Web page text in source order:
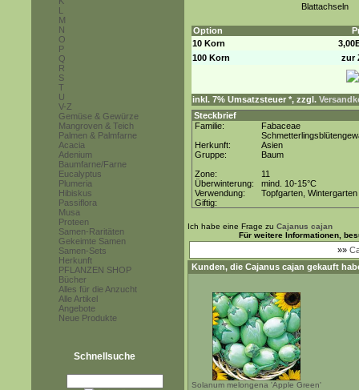
L
M
N
O
P
Q
R
S
T
U
V-Z
Gemüse & Gewürze
Mangroven & Teich
Palmen & Palmfarne
Acacia
Adenium
Baumfarne/Farne
Eucalyptus
Plumeria
Hibiskus
Passiflora
Musa
Proteen
Samen-Raritäten
Gekeimte Samen
Samen-Sets
Herkunft
PFLANZEN SHOP
Bücher
Alles für die Anzucht
Alle Artikel
Angebote
Neue Produkte
Schnellsuche
Blattachseln
Option
10 Korn
100 Korn
zur
inkl. 7% Umsatzsteuer *, zzgl.
Steckbrief
Familie:
Fabaceae
Herkunft:
Asien
Gruppe:
Baum
Zone:
11
Überwinterung:
mind. 10-15°C
Verwendung:
Topfgarten, Wintergarten
Giftig:
Ich habe eine Frage zu Cajanus cajan
Für weitere Informationen,
»»
Kunden, die Cajanus cajan gekauft
Solanum melongena 'Apple Green'